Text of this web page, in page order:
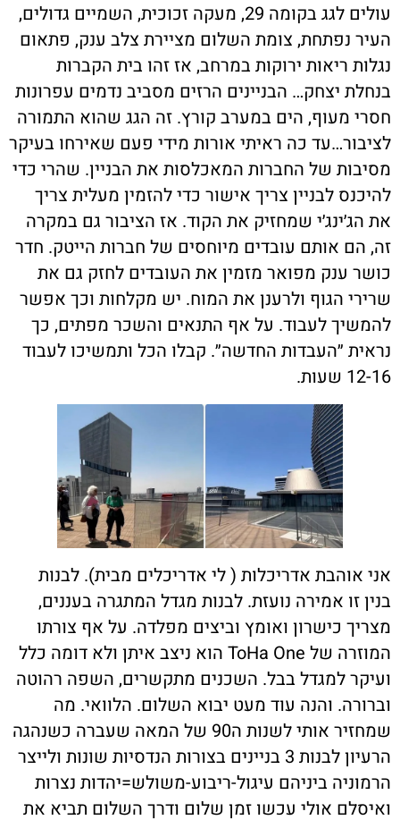
עולים לגג בקומה 29, מעקה זכוכית, השמיים גדולים,
העיר נפתחת, צומת השלום מציירת צלב ענק, פתאום
נגלות ריאות ירוקות במרחב, אז זהו בית הקברות
בנחלת יצחק… הבניינים הרזים מסביב נדמים עפרונות
חסרי מעוף, הים במערב קורץ. זה הגג שהוא התמורה
לציבור…עד כה ראיתי אורות מידי פעם שאירחו בעיקר
מסיבות של החברות המאכלסות את הבניין. שהרי כדי
להיכנס לבניין צריך אישור כדי להזמין מעלית צריך
את הג׳ינג׳י שמחזיק את הקוד. אז הציבור גם במקרה
זה, הם אותם עובדים מיוחסים של חברות הייטק. חדר
כושר ענק מפואר מזמין את העובדים לחזק גם את
שרירי הגוף ולרענן את המוח. יש מקלחות וכך אפשר
להמשיך לעבוד. על אף התנאים והשכר מפתים, כך
נראית ״העבדות החדשה״. קבלו הכל ותמשיכו לעבוד
12-16 שעות.
אני אוהבת אדריכלות ( לי אדריכלים מבית). לבנות
בנין זו אמירה נועזת. לבנות מגדל המתגרה בעננים,
מצריך כישרון ואומץ וביצים מפלדה. על אף צורתו
המוזרה של ToHa One הוא ניצב איתן ולא דומה כלל
ועיקר למגדל בבל. השכנים מתקשרים, השפה רהוטה
וברורה. והנה עוד מעט יבוא השלום. הלוואי. מה
שמחזיר אותי לשנות ה90 של המאה שעברה כשנהגה
הרעיון לבנות 3 בניינים בצורות הנדסיות שונות ולייצר
הרמוניה ביניהם עיגול-ריבוע-משולש=יהדות נצרות
ואיסלם אולי עכשו זמן שלום ודרך השלום תביא את